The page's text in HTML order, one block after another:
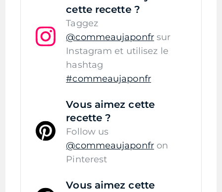
cette recette ?
Taggez
@commeaujaponfrsur
Instagram et utilisez le
hashtag
#commeaujaponfr
Vous aimez cette
recette ?
Follow us
@commeaujaponfron
Pinterest
Vous aimez cette